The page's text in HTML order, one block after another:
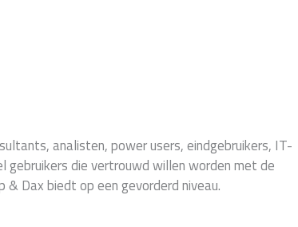
analisten, power users, eindgebruikers, IT-
gebruikers die vertrouwd willen worden met de
Dax biedt op een gevorderd niveau.